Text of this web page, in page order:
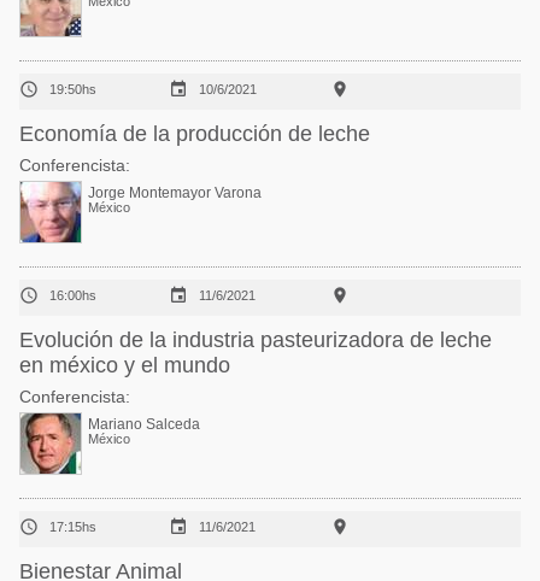
 19:50hs  10/6/2021 
Economía de la producción de leche
Conferencista:
Jorge Montemayor Varona
México
 16:00hs  11/6/2021 
Evolución de la industria pasteurizadora de leche
en méxico y el mundo
Conferencista:
Mariano Salceda
México
 17:15hs  11/6/2021 
Bienestar Animal